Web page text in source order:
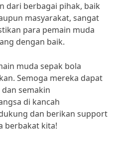
dari berbagai pihak, baik
masyarakat, sangat
para pemain muda
dengan baik.
muda sepak bola
Semoga mereka dapat
semakin
di kancah
dan berikan support
berbakat kita!